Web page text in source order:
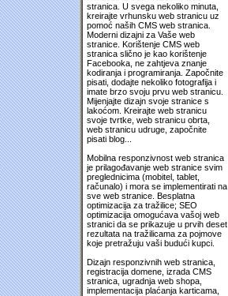
stranica. U svega nekoliko minuta,
kreirajte vrhunsku web stranicu uz
pomoć naših CMS web stranica.
Moderni dizajni za Vaše web
stranice. Korištenje CMS web
stranica slično je kao korištenje
Facebooka, ne zahtjeva znanje
kodiranja i programiranja. Započnite
pisati, dodajte nekoliko fotografija i
imate brzo svoju prvu web stranicu.
Mijenjajte dizajn svoje stranice s
lakoćom. Kreirajte web stranicu
svoje tvrtke, web stranicu obrta,
web stranicu udruge, započnite
pisati blog...
Mobilna responzivnost web stranica
je prilagođavanje web stranice svim
preglednicima (mobitel, tablet,
računalo) i mora se implementirati na
sve web stranice. Besplatna
optimizacija za tražilice; SEO
optimizacija omogućava vašoj web
stranici da se prikazuje u prvih deset
rezultata na tražilicama za pojmove
koje pretražuju vaši budući kupci.
Dizajn responzivnih web stranica,
registracija domene, izrada CMS
stranica, ugradnja web shopa,
implementacija plaćanja karticama,